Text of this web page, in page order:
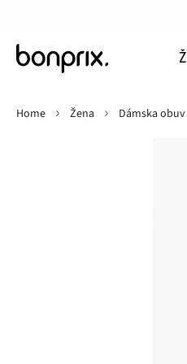
Home
Žena Dámska obuv